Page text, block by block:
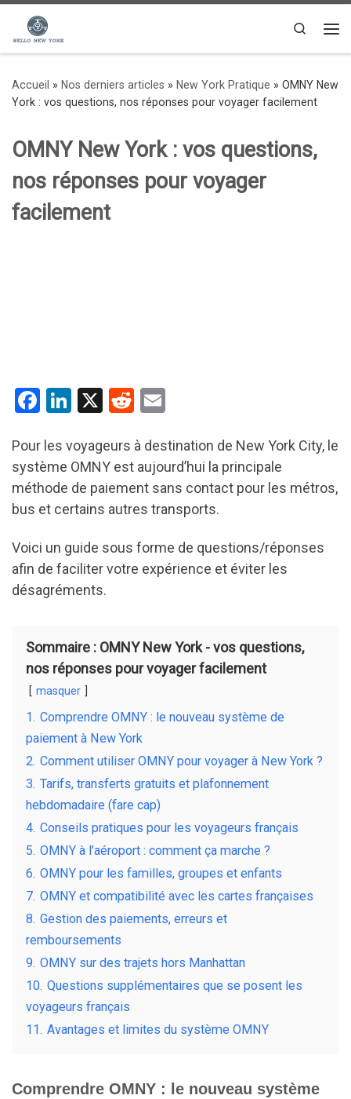
Passer au contenu
Search
Accueil » Nos derniers articles » New York Pratique » OMNY New
York : vos questions, nos réponses pour voyager facilement
OMNY New York : vos questions,
nos réponses pour voyager
facilement
F
ce
b
o
k
Li
ke
dI
n
X
R
d
di
t
ail
Pour les voyageurs à destination de New York City, le
système OMNY est aujourd’hui la principale
méthode de paiement sans contact pour les métros,
bus et certains autres transports.
Voici un guide sous forme de questions/réponses
afin de faciliter votre expérience et éviter les
désagréments.
Sommaire : OMNY New York - vos questions,
nos réponses pour voyager facilement
masquer
1. Comprendre OMNY : le nouveau système de
paiement à New York
2. Comment utiliser OMNY pour voyager à New York ?
3. Tarifs, transferts gratuits et plafonnement
hebdomadaire (fare cap)
4. Conseils pratiques pour les voyageurs français
5. OMNY à l’aéroport : comment ça marche ?
6. OMNY pour les familles, groupes et enfants
7. OMNY et compatibilité avec les cartes françaises
8. Gestion des paiements, erreurs et
remboursements
9. OMNY sur des trajets hors Manhattan
10. Questions supplémentaires que se posent les
voyageurs français
11. Avantages et limites du système OMNY
Comprendre OMNY : le nouveau système